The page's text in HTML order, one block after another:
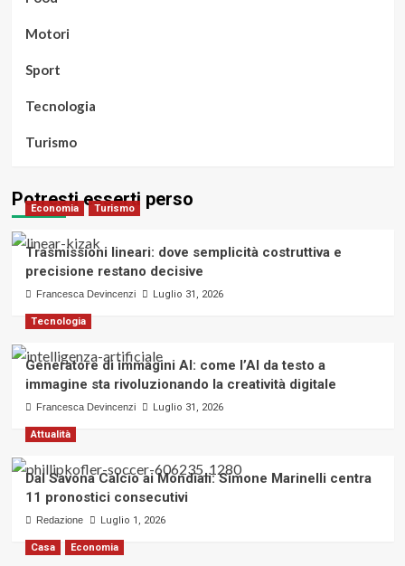
Motori
Sport
Tecnologia
Turismo
Potresti esserti perso
Economia Turismo
Trasmissioni lineari: dove semplicità costruttiva e
precisione restano decisive
Francesca Devincenzi Luglio 31, 2026
Tecnologia
Generatore di immagini AI: come l’AI da testo a
immagine sta rivoluzionando la creatività digitale
Francesca Devincenzi Luglio 31, 2026
Attualità
Dal Savona Calcio ai Mondiali: Simone Marinelli centra
11 pronostici consecutivi
Redazione Luglio 1, 2026
Casa Economia